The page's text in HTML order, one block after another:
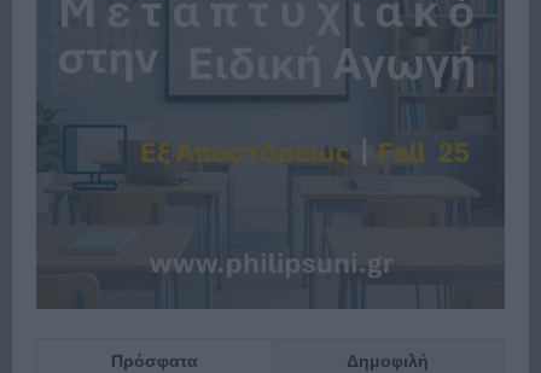
Πρόσφατα Δημοφιλή